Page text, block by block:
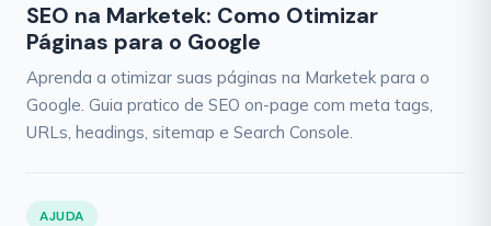
SEO na Marketek: Como Otimizar
Páginas para o Google
Aprenda a otimizar suas páginas na Marketek para o
Google. Guia pratico de SEO on-page com meta tags,
URLs, headings, sitemap e Search Console.
AJUDA